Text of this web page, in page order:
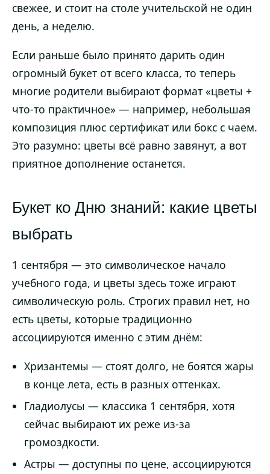
свежее, и стоит на столе учительской не один
день, а неделю.
Если раньше было принято дарить один
огромный букет от всего класса, то теперь
многие родители выбирают формат «цветы +
что-то практичное» — например, небольшая
композиция плюс сертификат или бокс с чаем.
Это разумно: цветы всё равно завянут, а вот
приятное дополнение останется.
Букет ко Дню знаний: какие цветы
выбрать
1 сентября — это символическое начало
учебного года, и цветы здесь тоже играют
символическую роль. Строгих правил нет, но
есть цветы, которые традиционно
ассоциируются именно с этим днём:
Хризантемы — стоят долго, не боятся жары
в конце лета, есть в разных оттенках.
Гладиолусы — классика 1 сентября, хотя
сейчас выбирают их реже из-за
громоздкости.
Астры — доступны по цене, ассоциируются